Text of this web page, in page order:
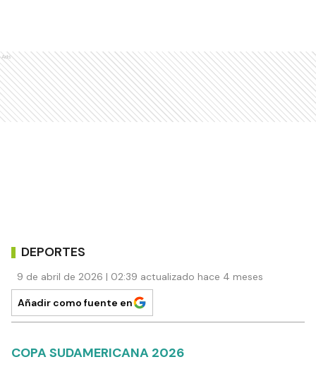
Ads
DEPORTES
9 de abril de 2026 | 02:39 actualizado hace 4 meses
Añadir como fuente en
COPA SUDAMERICANA 2026